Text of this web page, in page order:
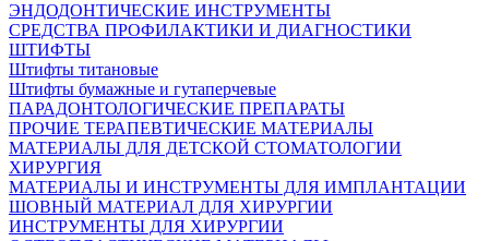
ЭНДОДОНТИЧЕСКИЕ ИНСТРУМЕНТЫ
СРЕДСТВА ПРОФИЛАКТИКИ И ДИАГНОСТИКИ
ШТИФТЫ
Штифты титановые
Штифты бумажные и гутаперчевые
ПАРАДОНТОЛОГИЧЕСКИЕ ПРЕПАРАТЫ
ПРОЧИЕ ТЕРАПЕВТИЧЕСКИЕ МАТЕРИАЛЫ
МАТЕРИАЛЫ ДЛЯ ДЕТСКОЙ СТОМАТОЛОГИИ
ХИРУРГИЯ
МАТЕРИАЛЫ И ИНСТРУМЕНТЫ ДЛЯ ИМПЛАНТАЦИИ
ШОВНЫЙ МАТЕРИАЛ ДЛЯ ХИРУРГИИ
ИНСТРУМЕНТЫ ДЛЯ ХИРУРГИИ